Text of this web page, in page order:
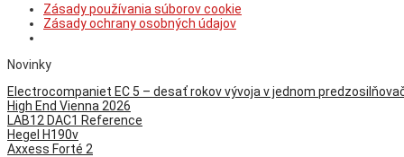
Zásady používania súborov cookie
Zásady ochrany osobných údajov
Novinky
Electrocompaniet EC 5 – desať rokov vývoja v jednom
High End Vienna 2026
LAB12 DAC1 Reference
Hegel H190v
Axxess Forté 2